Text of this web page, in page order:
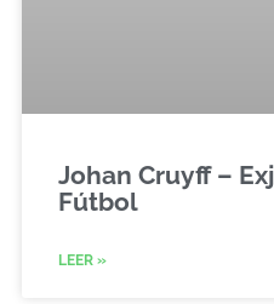
Johan Cruyff –
Fútbol
LEER »